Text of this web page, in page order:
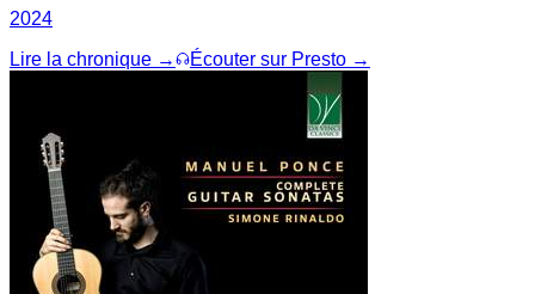
2024
Lire la chronique →
Écouter sur Presto →